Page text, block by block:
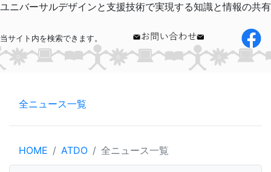
ユニバーサルデザインと支援技術で実現する知識と情報の共有
当サイト内を検索できます。
全ニュース一覧
HOME ATDO 全ニュース一覧